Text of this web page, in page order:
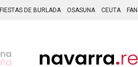
FIESTAS DE BURLADA OSASUNA CEUTA